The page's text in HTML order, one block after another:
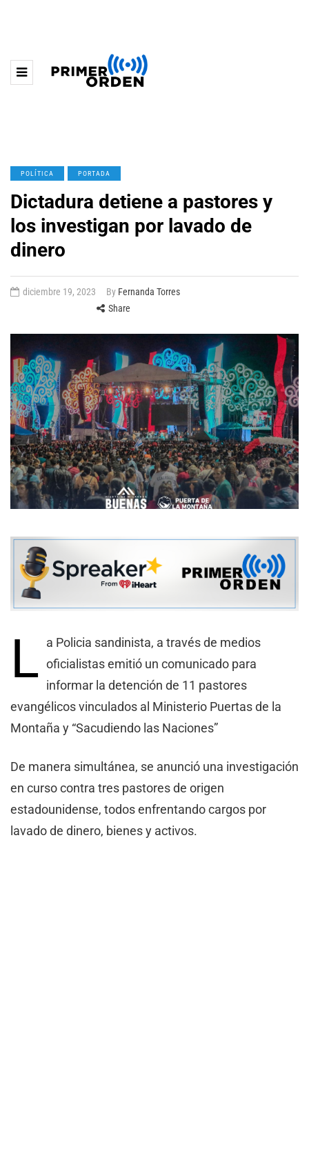
POLÍTICA PORTADA
Dictadura detiene a pastores y
los investigan por lavado de
dinero
diciembre 19, 2023 By Fernanda Torres
Share
L
a Policia sandinista, a través de medios
oficialistas emitió un comunicado para
informar la detención de 11 pastores
evangélicos vinculados al Ministerio Puertas de la
Montaña y “Sacudiendo las Naciones”
De manera simultánea, se anunció una investigación
en curso contra tres pastores de origen
estadounidense, todos enfrentando cargos por
lavado de dinero, bienes y activos.